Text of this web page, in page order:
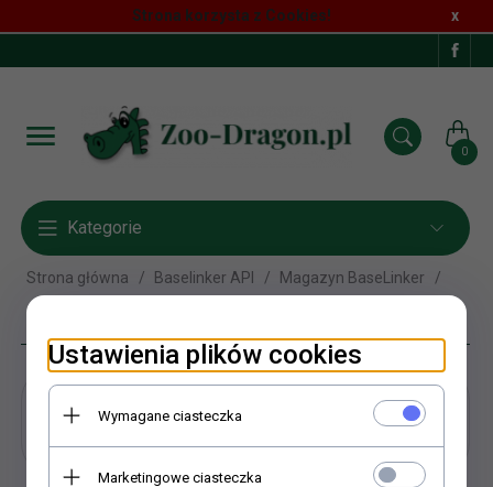
Strona korzysta z Cookies! x
0
Kategorie
Strona główna Baselinker API Magazyn BaseLinker
Aqua Star
Ustawienia plików cookies
Wymagane ciasteczka
Marketingowe ciasteczka